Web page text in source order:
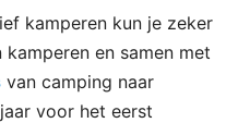
kamperen kun je zeker
en samen met
van camping naar
voor het eerst